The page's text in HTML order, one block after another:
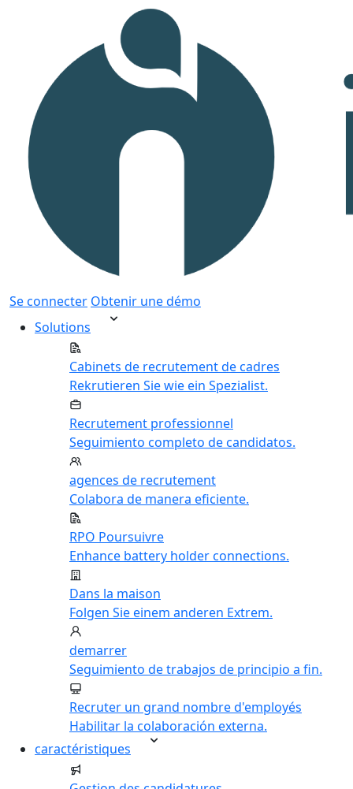
Se connecter Obtenir une démo
Solutions
Cabinets de recrutement de cadres
Rekrutieren Sie wie ein Spezialist.
Recrutement professionnel
Seguimiento completo de candidatos.
agences de recrutement
Colabora de manera eficiente.
RPO Poursuivre
Enhance battery holder connections.
Dans la maison
Folgen Sie einem anderen Extrem.
demarrer
Seguimiento de trabajos de principio a fin.
Recruter un grand nombre d'employés
Habilitar la colaboración externa.
caractéristiques